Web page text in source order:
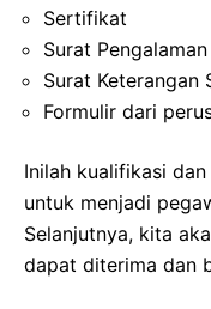
Sertifikat
Surat Pengalaman
Surat Keterangan
Formulir dari
Inilah kualifikasi
untuk menjadi
Selanjutnya, kita
dapat diterima dan